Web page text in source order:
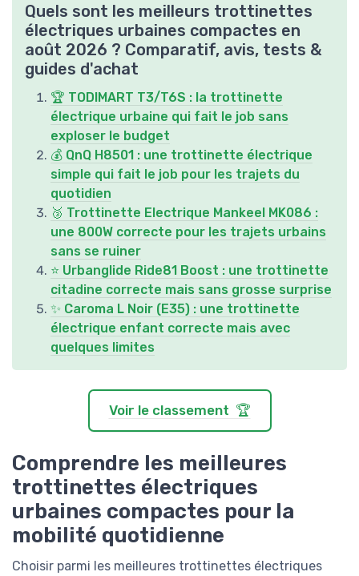
Quels sont les meilleurs trottinettes
électriques urbaines compactes en
août 2026 ? Comparatif, avis, tests &
guides d'achat
🏆 TODIMART T3/T6S : la trottinette
électrique urbaine qui fait le job sans
exploser le budget
💰 QnQ H8501 : une trottinette électrique
simple qui fait le job pour les trajets du
quotidien
🥉 Trottinette Electrique Mankeel MK086 :
une 800W correcte pour les trajets urbains
sans se ruiner
⭐ Urbanglide Ride81 Boost : une trottinette
citadine correcte mais sans grosse surprise
✨ Caroma L Noir (E35) : une trottinette
électrique enfant correcte mais avec
quelques limites
Voir le classement 🏆
Comprendre les meilleures
trottinettes électriques
urbaines compactes pour la
mobilité quotidienne
Choisir parmi les meilleures trottinettes électriques